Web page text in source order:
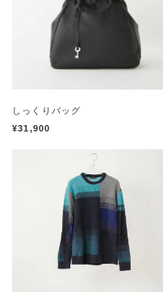
しっくりバッグ
¥31,900